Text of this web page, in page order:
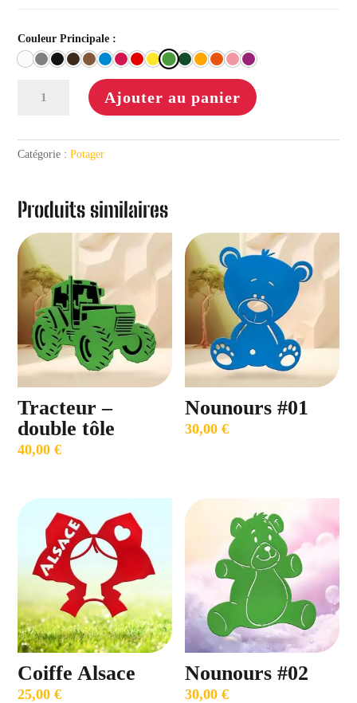
Couleur Principale :
potager
CONCOMBRE
Ajouter au panier
Catégorie :Potager
Produits similaires
Tracteur –
double tôle
40,00€
Nounours #01
30,00€
Coiffe Alsace
25,00€
Nounours #02
30,00€